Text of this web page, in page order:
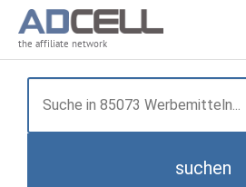
the affiliate network
suchen